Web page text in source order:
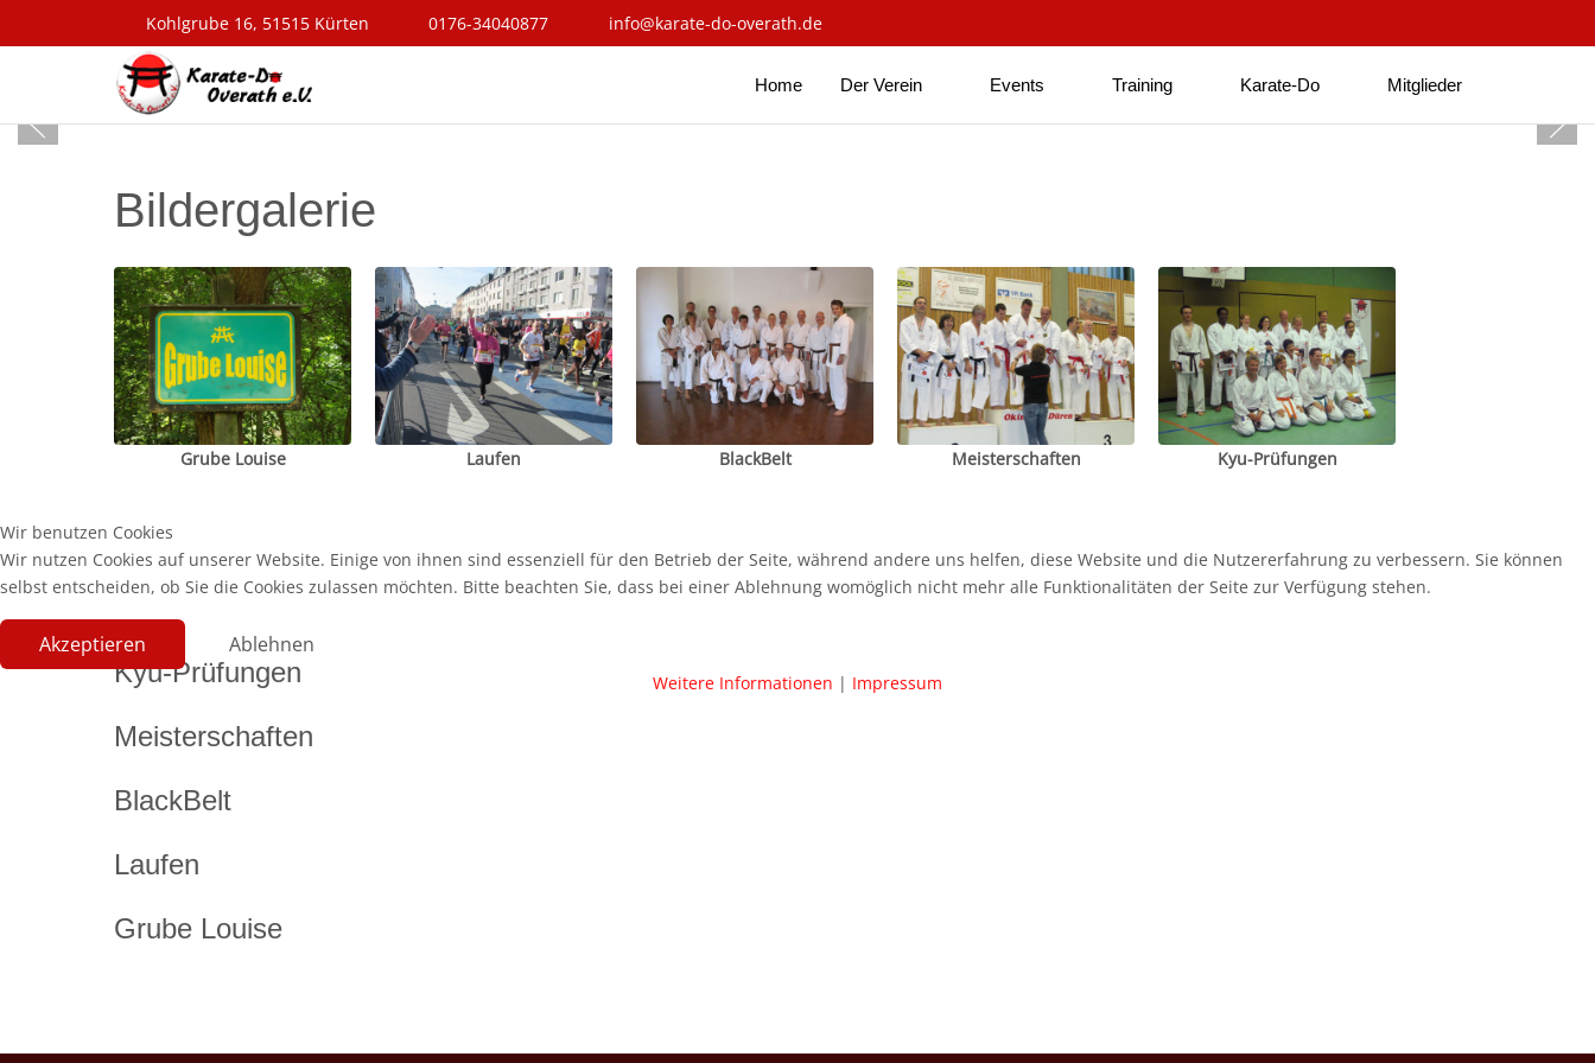
Kohlgrube 16, 51515 Kürten 0176-34040877 info@karate-do-overath.de
Home Der Verein Events Training Karate-Do Mitglieder
Bildergalerie
Grube Louise Laufen BlackBelt Meisterschaften Kyu-Prüfungen
Kyu-Prüfungen
Meisterschaften
BlackBelt
Laufen
Grube Louise
Wir benutzen Cookies
Wir nutzen Cookies auf unserer Website. Einige von ihnen sind essenziell für den Betrieb der Seite, während andere uns helfen, diese Website und die Nutzererfahrung zu verbessern. Sie können
selbst entscheiden, ob Sie die Cookies zulassen möchten. Bitte beachten Sie, dass bei einer Ablehnung womöglich nicht mehr alle Funktionalitäten der Seite zur Verfügung stehen.
Akzeptieren Ablehnen
Weitere Informationen | Impressum